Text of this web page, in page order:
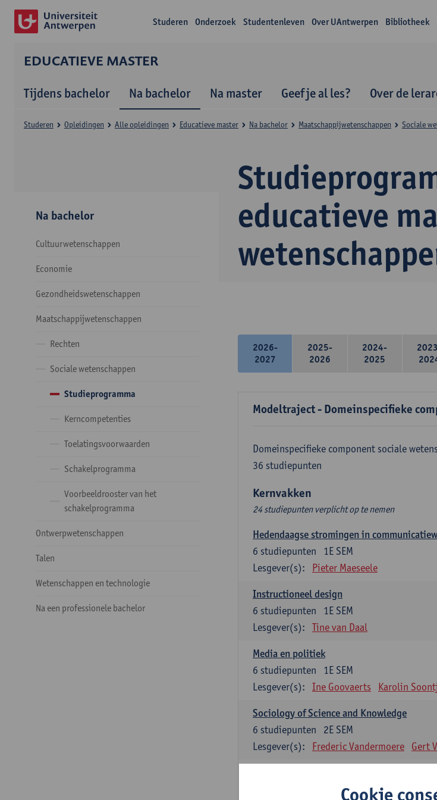
Studeren Onderzoek Studentenleven Over UAntwerpen Bibliotheek
EDUCATIEVE MASTER
Tijdens bachelor Na bachelor Na master Geef je al les? Over de
educatieve
Studeren Opleidingen Alle opleidingen Educatieve master Na bachelor Maatschappijwetenschappen Sociale
Na bachelor
Cultuurwetenschappen
Economie
Gezondheidswetenschappen
Maatschappijwetenschappen
Rechten
Sociale wetenschappen
Studieprogramma
Kerncompetenties
Toelatingsvoorwaarden
Schakelprogramma
Voorbeeldrooster van het
schakelprogramma
Ontwerpwetenschappen
Talen
Wetenschappen en technologie
Na een professionele bachelor
2026-
2027
2025-
2026
2024-
2025
Modeltraject - Domeinspecifieke
Domeinspecifieke component sociale
36 studiepunten
Kernvakken
24 studiepunten verplicht op te nemen
Hedendaagse stromingen in
1E SEM
6 studiepunten
Lesgever(s):
Pieter Maeseele
Instructioneel design
1E SEM
6 studiepunten
Lesgever(s):
Tine van Daal
Media en politiek
1E SEM
6 studiepunten
Lesgever(s):
Ine Goovaerts Karolin
Sociology of Science and Knowledge
2E SEM
6 studiepunten
Lesgever(s):
Frederic Vandermoere Gert
Keuzevakken cluster Cookie